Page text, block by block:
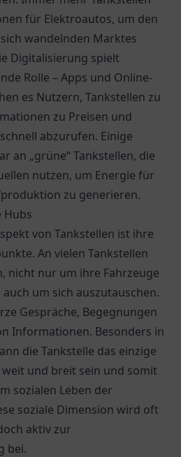
für Elektroautos, um den
wandelnden Marktes
Digitalisierung spielt
Rolle – Apps und Online-
es Nutzern, Tankstellen zu
zu Preisen und
abzurufen. Einige
an „grüne“ Tankstellen, die
nutzen, um Energie für
zu generieren.
Hubs
von Tankstellen ist ihre
An vielen Tankstellen
nicht nur um ihre Fahrzeuge
um sich auszutauschen.
Gespräche, Begegnungen
Informationen. Besonders in
die Tankstelle das einzige
und breit sein und somit
sozialen Leben der
soziale Dimension wird oft
aktiv zur
bei.